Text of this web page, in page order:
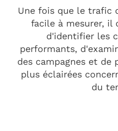
Une fois que le trafic
facile à mesurer, il
d'identifier les
performants,
des campagnes et de
plus éclairées
du